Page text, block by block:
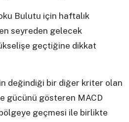
Bulutu için haftalık
seyreden gelecek
geçtiğine dikkat
değindiği bir diğer kriter olan
gücünü gösteren MACD
geçmesi ile birlikte